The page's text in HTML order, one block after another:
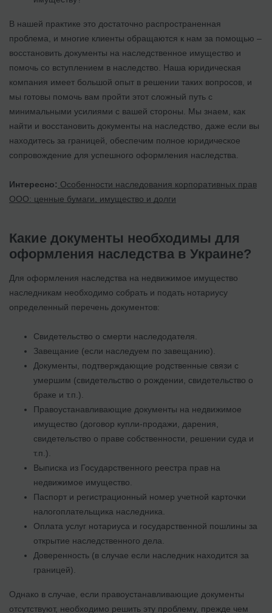
В нашей практике это достаточно распространенная
проблема, и многие клиенты обращаются к нам за помощью –
восстановить документы на наследственное имущество и
помочь со вступлением в наследство. Наша юридическая
компания имеет большой опыт в решении таких вопросов, и
мы готовы помочь вам пройти этот сложный путь с
минимальными усилиями с вашей стороны. Мы знаем, как
найти и восстановить документы на наследство, даже если вы
находитесь за границей, обеспечим полное юридическое
сопровождение для успешного оформления наследства.
Интересно: Особенности наследования корпоративных прав
ООО: ценные бумаги, имущество и долги
Какие документы необходимы для
оформления наследства в Украине?
Для оформления наследства на недвижимое имущество
наследникам необходимо собрать и подать нотариусу
определенный перечень документов:
Свидетельство о смерти наследодателя.
Завещание (если наследуем по завещанию).
Документы, подтверждающие родственные связи с
умершим (свидетельство о рождении, свидетельство о
браке и т.п.).
Правоустанавливающие документы на недвижимое
имущество (договор купли-продажи, дарения,
свидетельство о праве собственности, решении суда и
т.п.).
Выписка из Государственного реестра прав на
недвижимое имущество.
Паспорт и регистрационный номер учетной карточки
налогоплательщика наследника.
Оплата услуг нотариуса и государственной пошлины за
открытие наследственного дела.
Доверенность (в случае если наследник находится за
границей).
Однако в случае, если правоустанавливающие документы
отсутствуют, необходимо решить эту проблему, прежде чем